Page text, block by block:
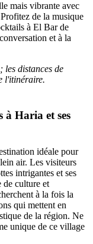
mais vibrante avec
de la musique
à El Bar de
et à la
les distances de
l'itinéraire.
à Haria et ses
idéale pour
air. Les visiteurs
intrigantes et ses
de culture et
à la fois la
qui mettent en
de la région. Ne
unique de ce village